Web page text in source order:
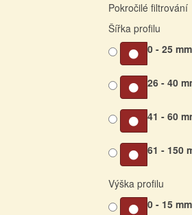
Pokročilé filtrování
Šířka profilu
0 - 25
26 - 40
41 - 60
61 - 150
Výška profilu
0 - 15